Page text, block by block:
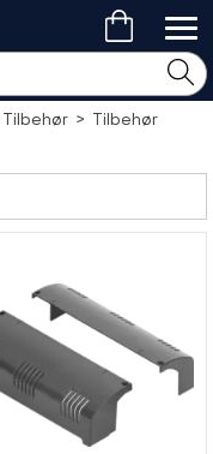
Tilbehør>Tilbehør